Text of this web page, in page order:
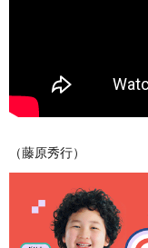
（藤原秀行）